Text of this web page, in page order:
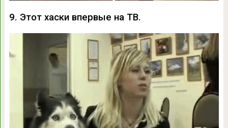
9. Этот хаски впервые на ТВ.